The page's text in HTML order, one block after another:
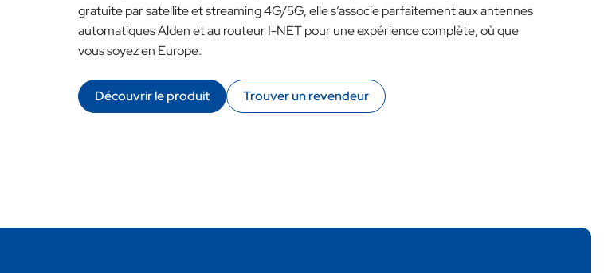
gratuite par satellite et streaming 4G/5G, elle s’associe parfaitement aux antennes
automatiques Alden et au routeur I-NET pour une expérience complète, où que
vous soyez en Europe.
Découvrir le produit Trouver un revendeur